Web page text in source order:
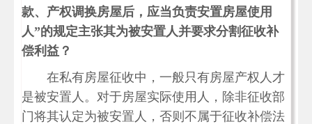
款、产权调换房屋后，应当负责安置房屋使用
人”的规定主张其为被安置人并要求分割征收补
偿利益？
在私有房屋征收中，一般只有房屋产权人才
是被安置人。对于房屋实际使用人，除非征收部
门将其认定为被安置人，否则不属于征收补偿法